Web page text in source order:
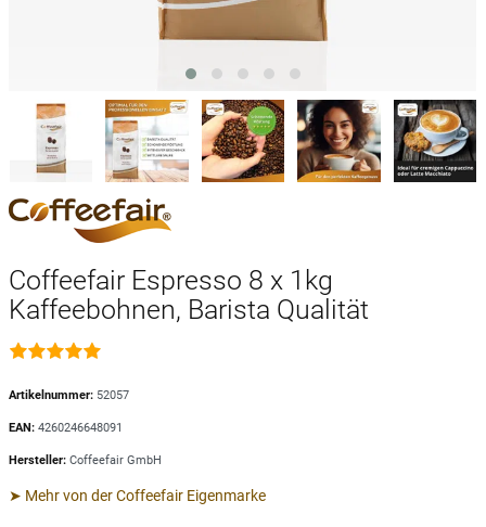
Coffeefair Espresso 8 x 1kg
Kaffeebohnen, Barista Qualität
Artikelnummer: 52057
EAN: 4260246648091
Hersteller: Coffeefair GmbH
➤ Mehr von der Coffeefair Eigenmarke